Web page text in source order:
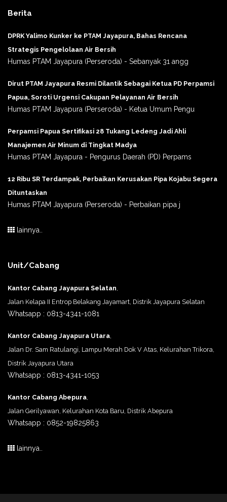
Berita
DPRK Yalimo Kunker ke PTAM Jayapura, Bahas Rencana
Strategis Pengelolaan Air Bersih
Humas PTAM Jayapura (Perseroda) - Sebanyak 31 angg
Dirut PTAM Jayapura Resmi Dilantik Sebagai Ketua PD Perpamsi
Papua, Soroti Urgensi Cakupan Pelayanan Air Bersih
Humas PTAM Jayapura (Perseroda) - Ketua Umum Pengu
Perpamsi Papua Sertifikasi 28 Tukang Ledeng Jadi Ahli
Manajemen Air Minum di Tingkat Madya
Humas PTAM Jayapura - Pengurus Daerah (PD) Perpams
12 Ribu SR Terdampak, Perbaikan Kerusakan Pipa Kojabu Segera
Dituntaskan
Humas PTAM Jayapura (Perseroda) - Perbaikan pipa j
lainnya..
Unit/Cabang
Kantor Cabang Jayapura Selatan,
Jalan Kelapa II Entrop Belakang Jayamart, Distrik Jayapura Selatan
Whatsapp : 0813-4341-1081
Kantor Cabang Jayapura Utara,
Jalan Dr. Sam Ratulangi, Lampu Merah Dok V Atas, Kelurahan Trikora,
Distrik Jayapura Utara
Whatsapp : 0813-4341-1053
Kantor Cabang Abepura,
Jalan Gerilyawan, Kelurahan Kota Baru, Distrik Abepura
Whatsapp : 0852-19825863
lainnya..